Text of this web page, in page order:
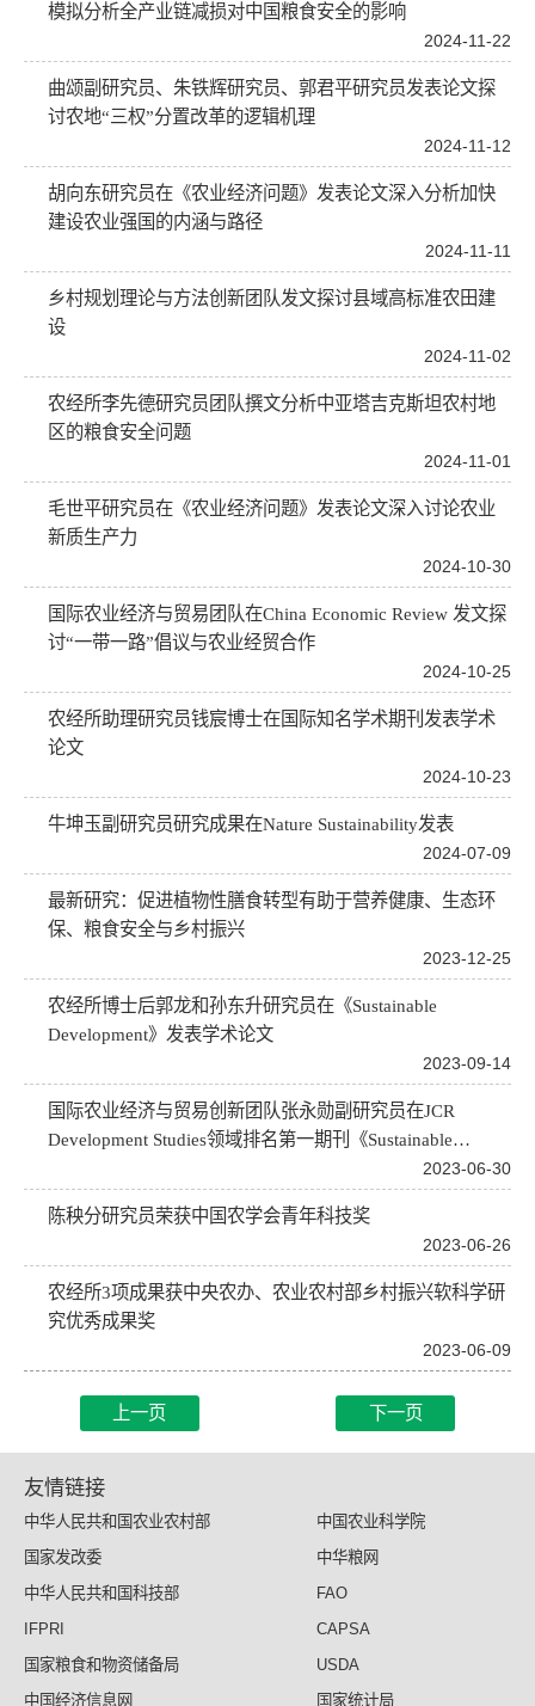
模拟分析全产业链减损对中国粮食安全的影响
2024-11-22
曲颂副研究员、朱铁辉研究员、郭君平研究员发表论文探
讨农地“三权”分置改革的逻辑机理
2024-11-12
胡向东研究员在《农业经济问题》发表论文深入分析加快
建设农业强国的内涵与路径
2024-11-11
乡村规划理论与方法创新团队发文探讨县域高标准农田建
设
2024-11-02
农经所李先德研究员团队撰文分析中亚塔吉克斯坦农村地
区的粮食安全问题
2024-11-01
毛世平研究员在《农业经济问题》发表论文深入讨论农业
新质生产力
2024-10-30
国际农业经济与贸易团队在China Economic Review 发文探
讨“一带一路”倡议与农业经贸合作
2024-10-25
农经所助理研究员钱宸博士在国际知名学术期刊发表学术
论文
2024-10-23
牛坤玉副研究员研究成果在Nature Sustainability发表
2024-07-09
最新研究：促进植物性膳食转型有助于营养健康、生态环
保、粮食安全与乡村振兴
2023-12-25
农经所博士后郭龙和孙东升研究员在《Sustainable
Development》发表学术论文
2023-09-14
国际农业经济与贸易创新团队张永勋副研究员在JCR
Development Studies领域排名第一期刊《Sustainable
2023-06-30
陈秧分研究员荣获中国农学会青年科技奖
2023-06-26
农经所3项成果获中央农办、农业农村部乡村振兴软科学研
究优秀成果奖
2023-06-09
上一页 下一页
友情链接
中华人民共和国农业农村部
中国农业科学院
国家发改委
中华粮网
中华人民共和国科技部
FAO
IFPRI
CAPSA
国家粮食和物资储备局
USDA
中国经济信息网
国家统计局